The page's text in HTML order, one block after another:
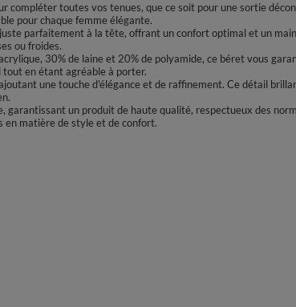
compléter toutes vos tenues, que ce soit pour une sortie
pour chaque femme élégante.
parfaitement à la tête, offrant un confort optimal et un
ou froides.
30% de laine et 20% de polyamide, ce béret vous
en étant agréable à porter.
une touche d'élégance et de raffinement. Ce détail
garantissant un produit de haute qualité, respectueux des
en matière de style et de confort.